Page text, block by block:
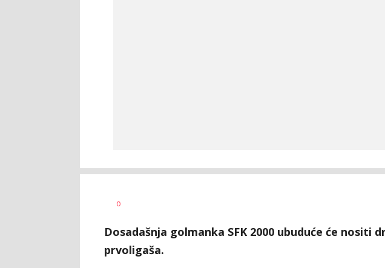
AUTOR
0
Dosadašnja golmanka SFK 2000 ubuduće će nositi
prvoligaša.